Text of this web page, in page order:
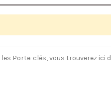
Porte-clés, vous trouverez ici